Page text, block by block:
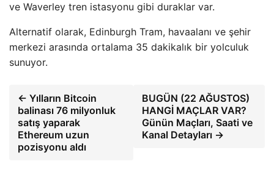
ve Waverley tren istasyonu gibi duraklar var.
Alternatif olarak, Edinburgh Tram, havaalanı ve şehir
merkezi arasında ortalama 35 dakikalık bir yolculuk
sunuyor.
← Yılların Bitcoin
balinası 76 milyonluk
satış yaparak
Ethereum uzun
pozisyonu aldı
BUGÜN (22 AĞUSTOS)
HANGİ MAÇLAR VAR?
Günün Maçları, Saati ve
Kanal Detayları →